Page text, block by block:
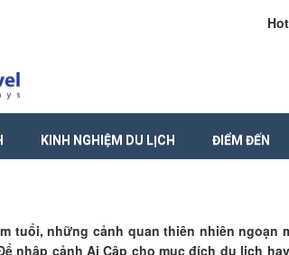
KINH NGHIỆM DU LỊCH ĐIỂM ĐẾN
tuổi, những cảnh quan thiên nhiên ngoạn
nhập cảnh Ai Cập cho mục đích du lịch